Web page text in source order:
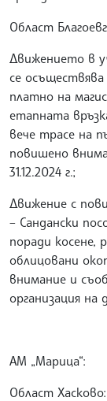
Област
Движението в
се
платно на
етапната
вече трасе на
повишено
31.12.2024 г.;
Движение с
– Сандански
поради косене,
облицовани
внимание и
организация на
АМ „Марица“:
Област Хасково: